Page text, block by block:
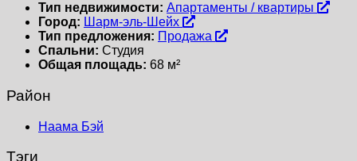
Тип недвижимости: Апартаменты / квартиры
Город: Шарм-эль-Шейх
Тип предложения: Продажа
Спальни: Студия
Общая площадь: 68 м²
Район
Наама Бэй
Тэги